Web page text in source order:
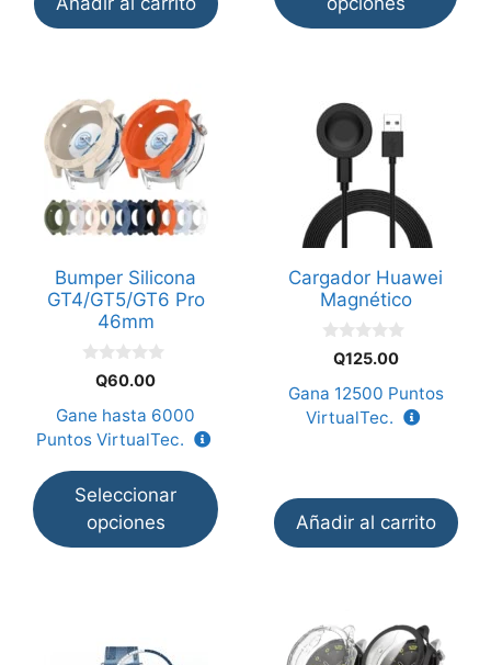
Bumper Silicona
GT4/GT5/GT6 Pro
46mm
5
Q60.00
Gane hasta 6000
Puntos VirtualTec.
Seleccionar
opciones
producto
tiene
múltiples
variantes.
Las
se
pueden
página
de
producto
Cargador Huawei
Magnético
5
Q125.00
Gana 12500 Puntos
VirtualTec.
Añadir al carrito
producto